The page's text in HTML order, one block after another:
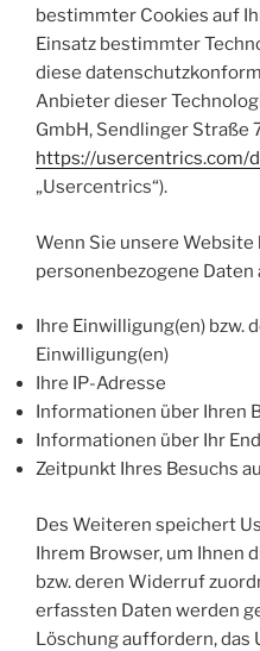
bestimmter Cookies auf
Einsatz bestimmter
diese
Anbieter dieser
GmbH, Sendlinger Straße
https://usercentrics.com/
„Usercentrics“).
Wenn Sie unsere
personenbezogene
Ihre Einwilligung(en) bzw.
Einwilligung(en)
Ihre IP-Adresse
Informationen über Ihren
Informationen über Ihr
Zeitpunkt Ihres Besuchs
Des Weiteren speichert
Ihrem Browser, um Ihnen
bzw. deren Widerruf
erfassten Daten werden
Löschung auffordern,